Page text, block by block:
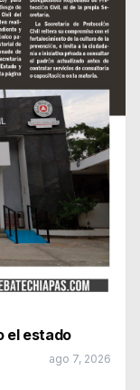
el estado
ago 7, 2026